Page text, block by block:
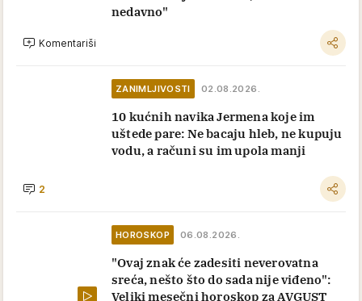
nedavno"
Komentariši
ZANIMLJIVOSTI 02.08.2026.
10 kućnih navika Jermena koje im
uštede pare: Ne bacaju hleb, ne kupuju
vodu, a računi su im upola manji
2
HOROSKOP 06.08.2026.
"Ovaj znak će zadesiti neverovatna
sreća, nešto što do sada nije viđeno":
Veliki mesečni horoskop za AVGUST